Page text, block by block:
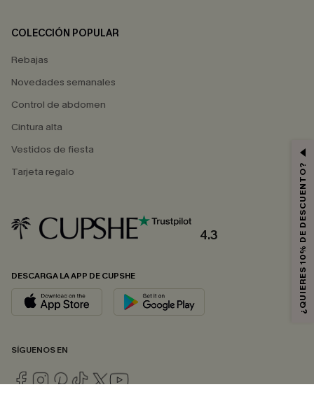
COLECCIÓN POPULAR
Rebajas
Novedades semanales
Control de abdomen
Cintura alta
Vestidos de fiesta
Tarjeta regalo
4.3
DESCARGA LA APP DE CUPSHE
SÍGUENOS EN
¿QUIERES 10% DE DESCUENTO?